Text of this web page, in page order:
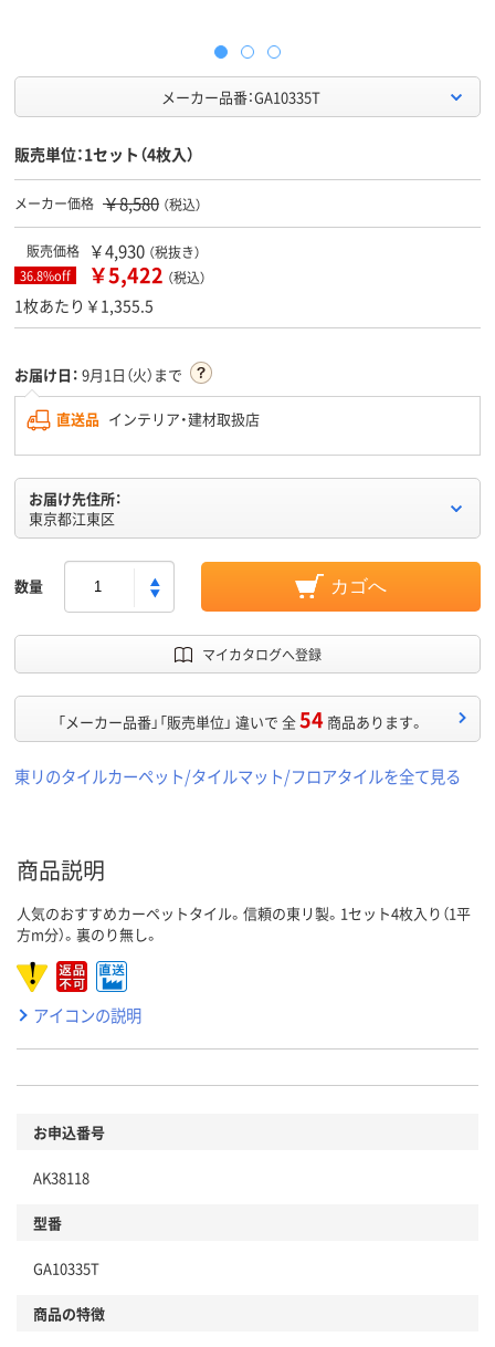
メーカー品番：GA10335T
販売単位：1セット（4枚入）
メーカー価格 ￥8,580 （税込）
販売価格 ￥4,930 （税抜き）
36.8%off ￥5,422 （税込）
1枚あたり￥1,355.5
お届け日： 9月1日（火）まで
直送品 インテリア・建材取扱店
お届け先住所：
東京都江東区
数量 カゴへ
マイカタログへ登録
「メーカー品番」「販売単位」 違いで 全54 商品あります。
東リのタイルカーペット/タイルマット/フロアタイルを全て見る
商品説明
人気のおすすめカーペットタイル。信頼の東リ製。1セット4枚入り（1平
方m分）。裏のり無し。
アイコンの説明
お申込番号
AK38118
型番
GA10335T
商品の特徴